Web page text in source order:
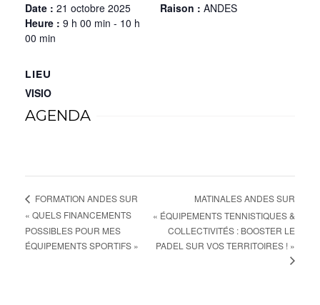
Date : 21 octobre 2025
Heure : 9 h 00 min - 10 h
00 min
Raison : ANDES
LIEU
VISIO
AGENDA
FORMATION ANDES SUR
« QUELS FINANCEMENTS
POSSIBLES POUR MES
ÉQUIPEMENTS SPORTIFS »
MATINALES ANDES SUR
« ÉQUIPEMENTS TENNISTIQUES &
COLLECTIVITÉS : BOOSTER LE
PADEL SUR VOS TERRITOIRES ! »